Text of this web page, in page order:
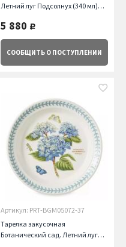
Летний луг Подсолнух (340 мл)
5 880 руб.
СООБЩИТЬ О ПОСТУПЛЕНИИ
Артикул: PRT-BGM05072-37
Тарелка закусочная
Ботанический сад. Летний луг